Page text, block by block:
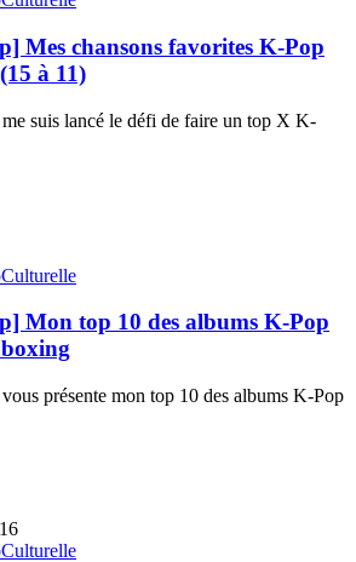
Mes chansons favorites K-Pop
à 11)
suis lancé le défi de faire un top X K-
Mon top 10 des albums K-Pop
présente mon top 10 des albums K-Pop